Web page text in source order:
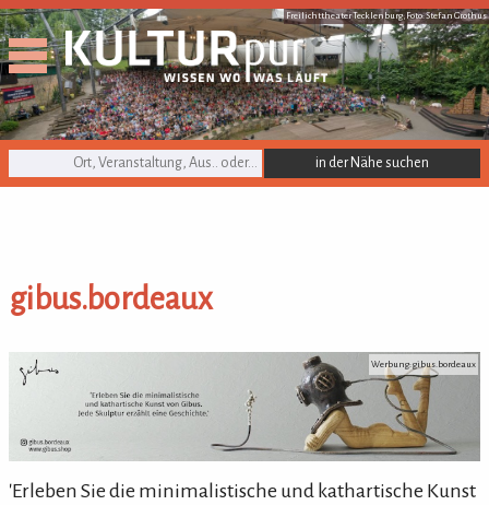
Freilichttheater Tecklenburg, Foto: Stefan Grothus
KULTURpur Suche
gibus.bordeaux
gibus.bordeaux Werbung: gibus.bordeaux
'Erleben Sie die minimalistische und kathartische Kunst